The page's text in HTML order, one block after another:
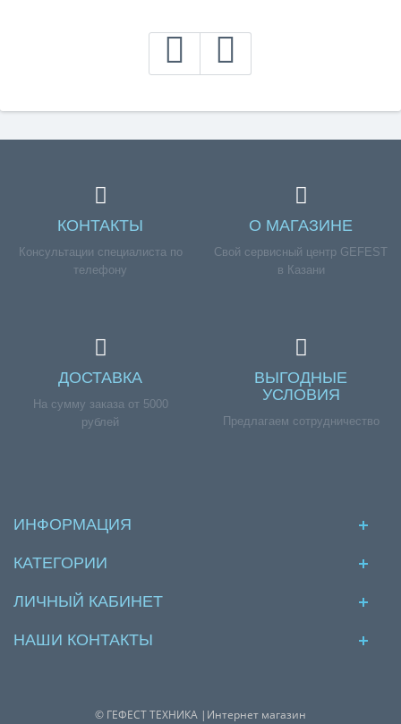
КОНТАКТЫ
Консультации специалиста по
телефону
О МАГАЗИНЕ
Свой сервисный центр GEFEST
в Казани
ДОСТАВКА
На сумму заказа от 5000
рублей
ВЫГОДНЫЕ
УСЛОВИЯ
Предлагаем сотрудничество
ИНФОРМАЦИЯ
КАТЕГОРИИ
ЛИЧНЫЙ КАБИНЕТ
НАШИ КОНТАКТЫ
© ГЕФЕСТ ТЕХНИКА |Интернет магазин